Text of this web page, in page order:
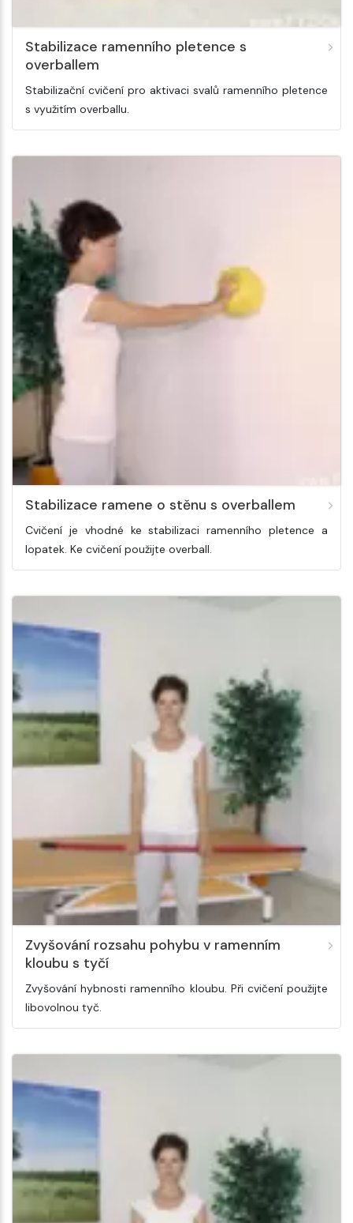
Stabilizace ramenního pletence s
overballem
Stabilizační cvičení pro aktivaci svalů ramenního pletence
s využitím overballu.
Stabilizace ramene o stěnu s overballem
Cvičení je vhodné ke stabilizaci ramenního pletence a
lopatek. Ke cvičení použijte overball.
Zvyšování rozsahu pohybu v ramenním
kloubu s tyčí
Zvyšování hybnosti ramenního kloubu. Při cvičení použijte
libovolnou tyč.